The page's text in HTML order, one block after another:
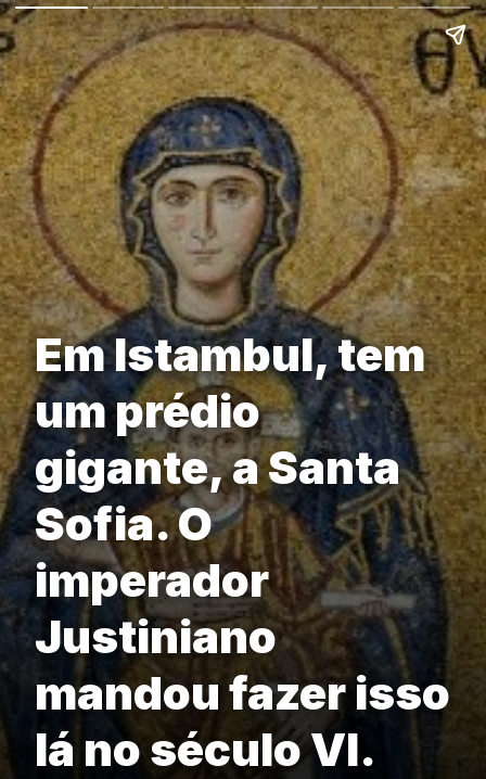
Em Istambul, tem
um prédio
gigante, a Santa
Sofia. O
imperador
Justiniano
mandou fazer isso
lá no século VI.